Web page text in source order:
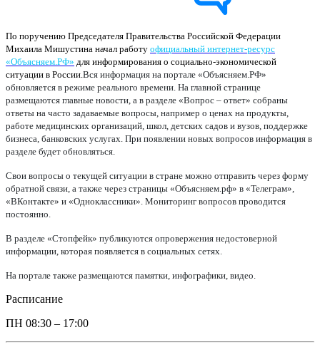
По поручению Председателя Правительства Российской Федерации
Михаила Мишустина начал работу официальный интернет-ресурс
«Объясняем.РФ» для информирования о социально-экономической
ситуации в России. Вся информация на портале «Объясняем.РФ»
обновляется в режиме реального времени. На главной странице
размещаются главные новости, а в разделе «Вопрос – ответ» собраны
ответы на часто задаваемые вопросы, например о ценах на продукты,
работе медицинских организаций, школ, детских садов и вузов, поддержке
бизнеса, банковских услугах. При появлении новых вопросов информация в
разделе будет обновляться.
Свои вопросы о текущей ситуации в стране можно отправить через форму
обратной связи, а также через страницы «Объясняем.рф» в «Телеграм»,
«ВКонтакте» и «Одноклассники». Мониторинг вопросов проводится
постоянно.
В разделе «Стопфейк» публикуются опровержения недостоверной
информации, которая появляется в социальных сетях.
На портале также размещаются памятки, инфографики, видео.
Расписание
ПН 08:30 – 17:00